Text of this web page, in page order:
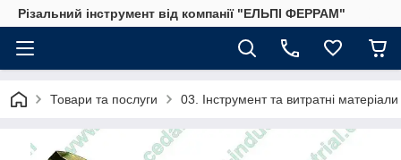
Різальний інструмент від компанії "ЕЛЬПІ ФЕРРАМ"
Товари та послуги 03. Інструмент та витратні